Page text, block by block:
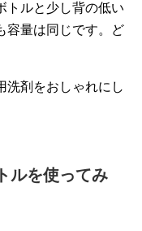
トルと少し背の低い
容量は同じです。ど
洗剤をおしゃれにし
ルを使ってみ